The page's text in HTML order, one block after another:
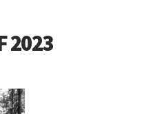
2023